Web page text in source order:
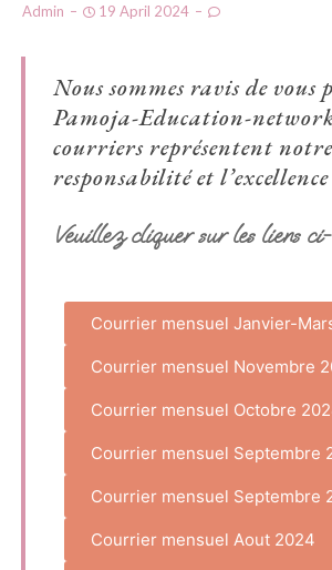
Admin 19 April 2024
Nous sommes ravis de
Pamoja-Education-
courriers représentent
responsabilité et
Veuillez cliquer sur les liens ci-
Courrier mensuel Janvier-
Courrier mensuel Novembre
Courrier mensuel Octobre
Courrier mensuel Septembre
Courrier mensuel Septembre
Courrier mensuel Aout 2024